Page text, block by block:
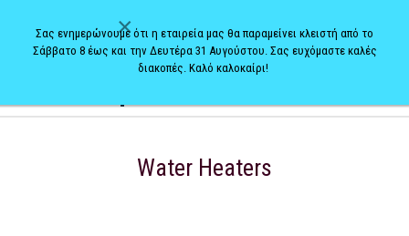
Water Heaters
×
Σας ενημερώνουμε ότι η εταιρεία μας θα παραμείνει κλειστή από το
Σάββατο 8 έως και την Δευτέρα 31 Αυγούστου. Σας ευχόμαστε καλές
διακοπές. Καλό καλοκαίρι!